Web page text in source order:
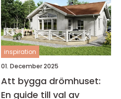
inspiration
01. December 2025
Att bygga drömhuset:
En guide till val av